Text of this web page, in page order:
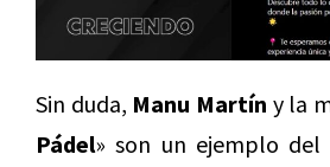
Sin duda, Manu Martín y la
Pádel» son un ejemplo del